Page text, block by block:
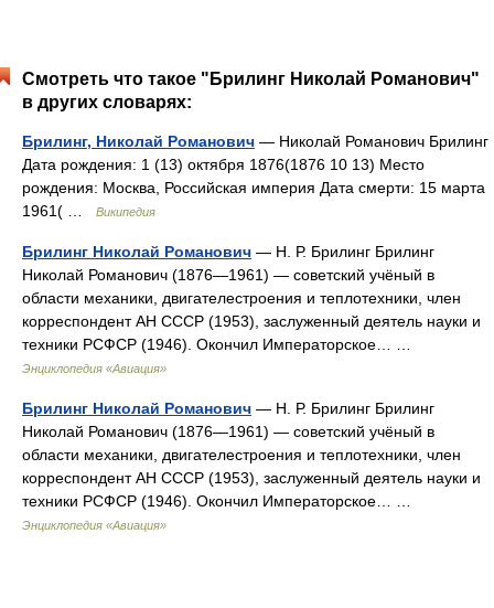
Смотреть что такое "Брилинг Николай Романович"
в других словарях:
Брилинг, Николай Романович — Николай Романович Брилинг
Дата рождения: 1 (13) октября 1876(1876 10 13) Место
рождения: Москва, Российская империя Дата смерти: 15 марта
1961( …
Википедия
Брилинг Николай Романович — Н. Р. Брилинг Брилинг
Николай Романович (1876—1961) — советский учёный в
области механики, двигателестроения и теплотехники, член
корреспондент АН СССР (1953), заслуженный деятель науки и
техники РСФСР (1946). Окончил Императорское… …
Энциклопедия «Авиация»
Брилинг Николай Романович — Н. Р. Брилинг Брилинг
Николай Романович (1876—1961) — советский учёный в
области механики, двигателестроения и теплотехники, член
корреспондент АН СССР (1953), заслуженный деятель науки и
техники РСФСР (1946). Окончил Императорское… …
Энциклопедия «Авиация»